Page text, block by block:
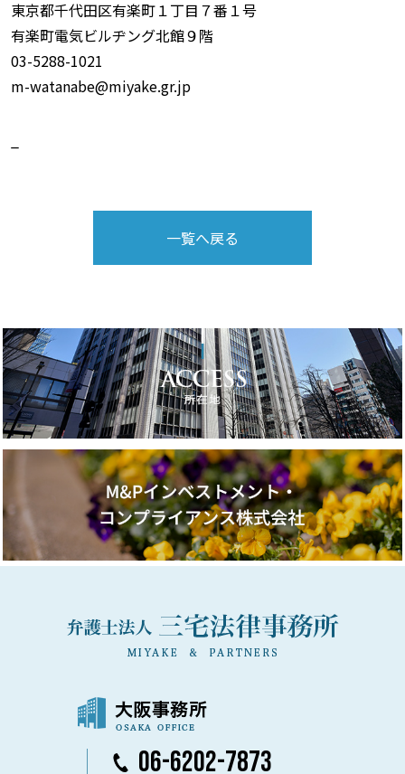
東京都千代田区有楽町１丁目７番１号
有楽町電気ビルヂング北館９階
03-5288-1021
m-watanabe@miyake.gr.jp
一覧へ戻る
06-6202-7873